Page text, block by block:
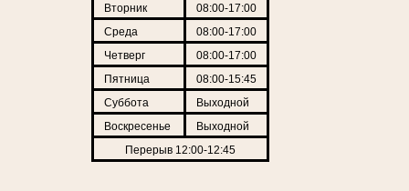
Вторник
08:00-17:00
Среда
08:00-17:00
Четверг
08:00-17:00
Пятница
08:00-15:45
Суббота
Выходной
Воскресенье
Выходной
Перерыв 12:00-12:45